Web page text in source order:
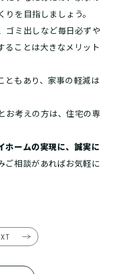
を目指しましょう。
ゴミ出しなど毎日必ずや
ることは大きなメリット
ともあり、家事の軽減は
お考えの方は、住宅の専
ホームの実現に、誠実に
ご相談があればお気軽に